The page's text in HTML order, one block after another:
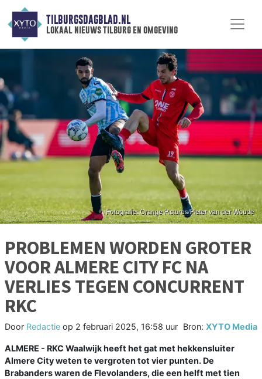
TILBURGSDAGBLAD.NL
lokaal nieuws tilburg en omgeving
PROBLEMEN WORDEN GROTER
VOOR ALMERE CITY FC NA
VERLIES TEGEN CONCURRENT
RKC
Door Redactie op 2 februari 2025, 16:58 uur Bron: XYTO Media
ALMERE - RKC Waalwijk heeft het gat met hekkensluiter
Almere City weten te vergroten tot vier punten. De
Brabanders waren de Flevolanders, die een helft met tien